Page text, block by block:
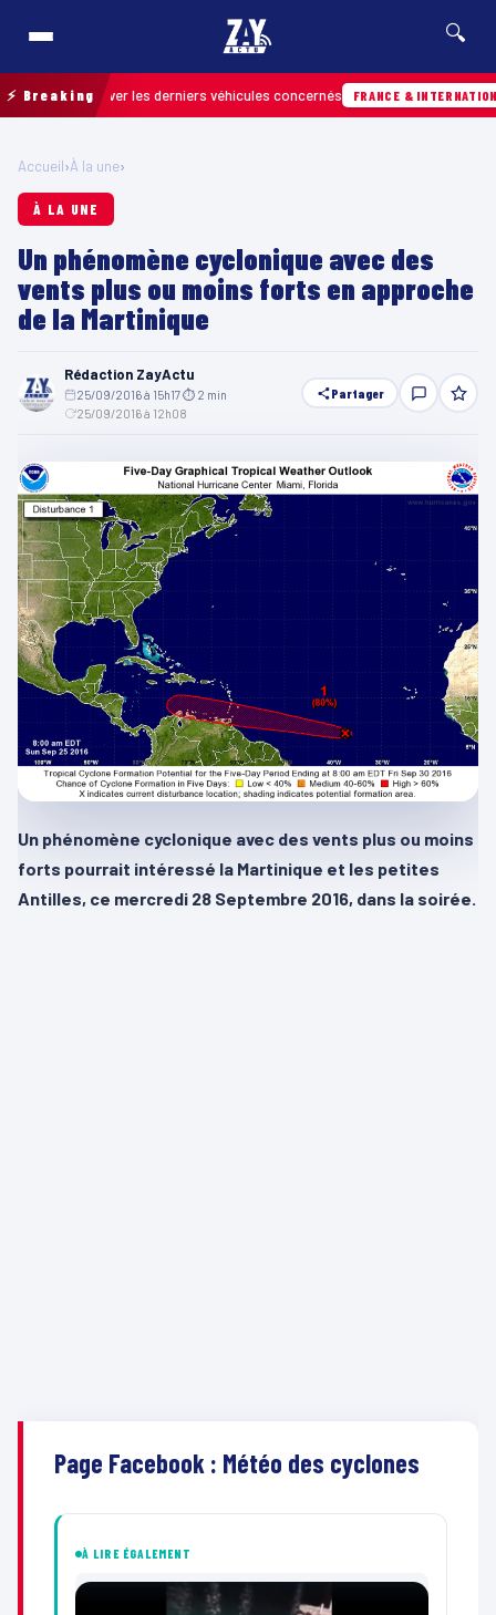
🔍
⚡ Breaking
retrouver les derniers véhicules concernés FRANCE & INTERNATIONALE
Accueil›À la une›
À LA UNE
Un phénomène cyclonique avec des
vents plus ou moins forts en approche
de la Martinique
Rédaction ZayActu
25/09/2016 à 15h17⏱ 2 min
25/09/2016 à 12h08
Partager
Un phénomène cyclonique avec des vents plus ou moins
forts pourrait intéressé la Martinique et les petites
Antilles, ce mercredi 28 Septembre 2016, dans la soirée.
Page Facebook : Météo des cyclones
À LIRE ÉGALEMENT